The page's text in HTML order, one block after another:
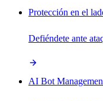
Protección en el
Defiéndete ante
AI Bot